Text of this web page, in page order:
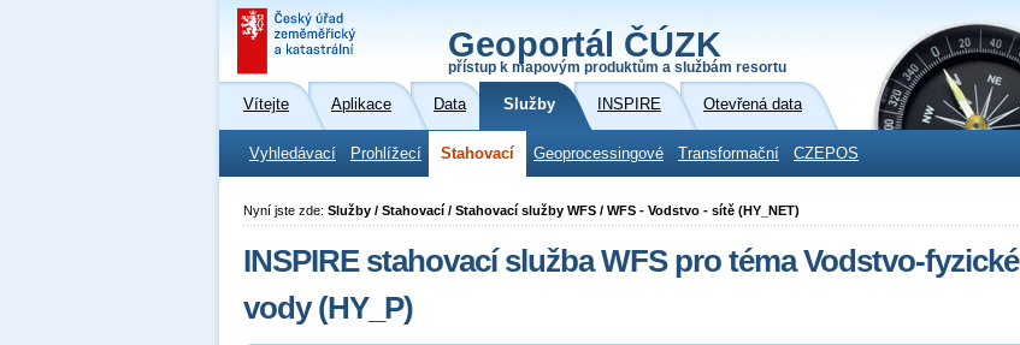
Geoportál ČÚZK
přístup k mapovým produktům a službám resortu
Vítejte Aplikace Data Služby INSPIRE Otevřená data
Vyhledávací Prohlížecí Stahovací Geoprocessingové Transformační CZEPOS
Nyní jste zde: Služby / Stahovací / Stahovací služby WFS / WFS - Vodstvo - sítě (HY_NET)
INSPIRE stahovací služba WFS pro téma Vodstvo-fyzické
vody (HY_P)